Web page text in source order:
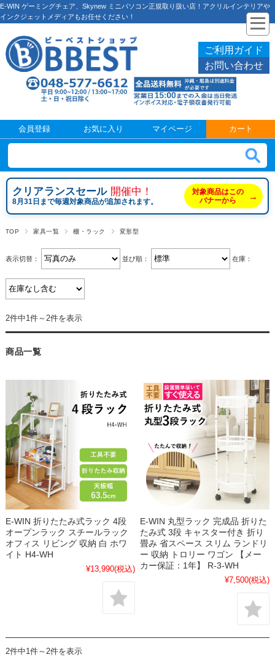
E-WIN ゲーミングチェア、Skynew ミニパソコン正規取り扱い店！アクリルインテリアや
インクジェットメディアもお任せください！
ご利用ガイド
お問い合わせ
会員登録 お気に入り マイページ カート
クリアランスセール 開催中！
8月31日まで毎週対象商品が追加されます。
対象商品はこの
バナーから
→
TOP 家具一覧 棚・ラック 変形型
表示切替： 並び順： 在庫：
2件中1件～2件を表示
商品一覧
E-WIN 折りたたみ式ラック 4段
オープンラック スチールラック
オフィス リビング 収納 白 ホワ
イト H4-WH
¥13,990(税込)
E-WIN 丸型ラック 完成品 折りた
たみ式 3段 キャスター付き 折り
畳み 省スペース スリム ランドリ
ー 収納 トロリー ワゴン 【メー
カー保証：1年】 R-3-WH
¥7,500(税込)
2件中1件～2件を表示